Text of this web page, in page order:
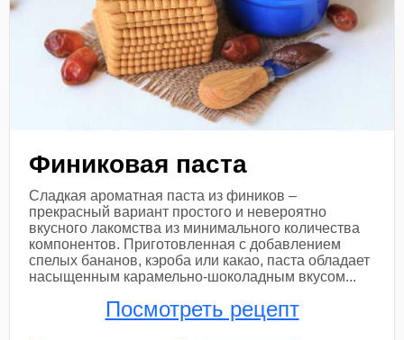
Финиковая паста
Сладкая ароматная паста из фиников –
прекрасный вариант простого и невероятно
вкусного лакомства из минимального количества
компонентов. Приготовленная с добавлением
спелых бананов, кэроба или какао, паста обладает
насыщенным карамельно-шоколадным вкусом...
Посмотреть рецепт